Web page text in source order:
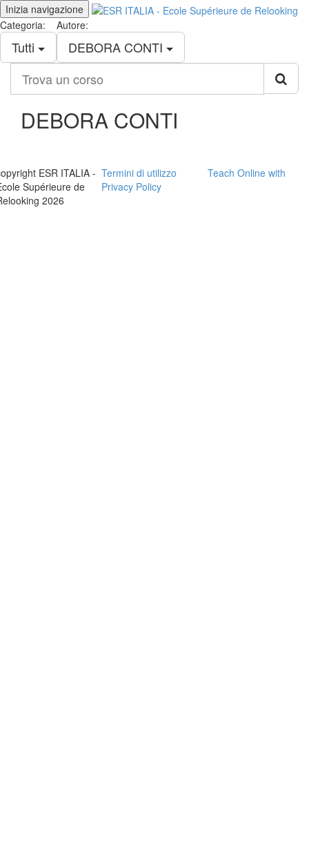
Inizia navigazione
Categoria:
Tutti
Autore:
DEBORA CONTI
corso
DEBORA CONTI
ESR ITALIA -
Supérieure de
2026
Termini di utilizzo
Privacy Policy
Teach Online with